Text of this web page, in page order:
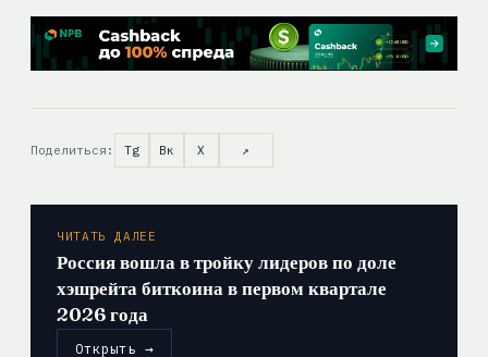
Поделиться: Tg Вк X ↗
ЧИТАТЬ ДАЛЕЕ
Россия вошла в тройку лидеров по доле
хэшрейта биткоина в первом квартале
2026 года
Открыть →